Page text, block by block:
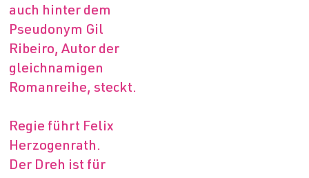
auch hinter dem
Pseudonym Gil
Ribeiro, Autor der
gleichnamigen
Romanreihe, steckt.
Regie führt Felix
Herzogenrath.
Der Dreh ist für